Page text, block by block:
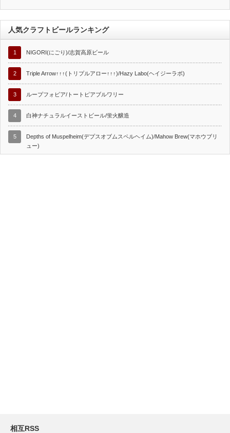
人気クラフトビールランキング
1 NIGORI(にごり)/志賀高原ビール
2 Triple Arrow↑↑↑(トリプルアロー↑↑↑)/Hazy Labo(ヘイジーラボ)
3 ループフォビア/トートピアブルワリー
4 白神ナチュラルイーストビール/蛍火醸造
5
Depths of Muspelheim(デプスオブムスペルヘイム)/Mahow Brew(マホウブリ
ュー)
相互RSS